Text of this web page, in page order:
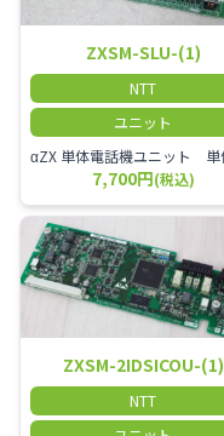
ZXSM-SLU-(1)
NTT
ユニット
7,700円(税込)
ZXSM-2IDSICOU-(1)
NTT